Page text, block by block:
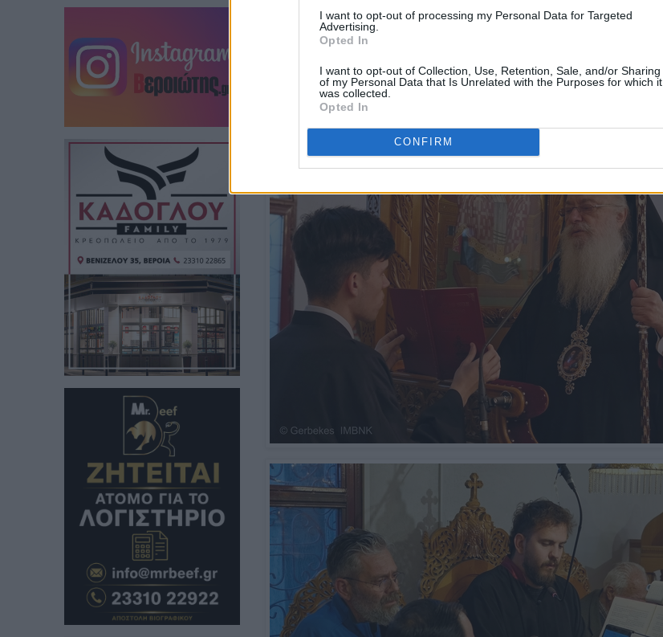
I want to opt-out of processing my Personal Data for Targeted
Advertising.
Opted In
I want to opt-out of Collection, Use, Retention, Sale, and/or Sharing
of my Personal Data that Is Unrelated with the Purposes for which it
was collected.
Opted In
CONFIRM